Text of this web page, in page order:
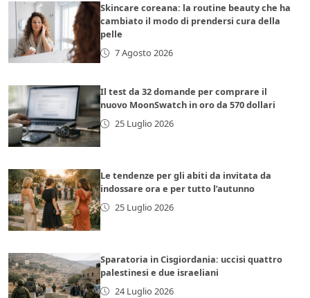
Skincare coreana: la routine beauty che ha
cambiato il modo di prendersi cura della
pelle
7 Agosto 2026
Il test da 32 domande per comprare il
nuovo MoonSwatch in oro da 570 dollari
25 Luglio 2026
Le tendenze per gli abiti da invitata da
indossare ora e per tutto l’autunno
25 Luglio 2026
Sparatoria in Cisgiordania: uccisi quattro
palestinesi e due israeliani
24 Luglio 2026